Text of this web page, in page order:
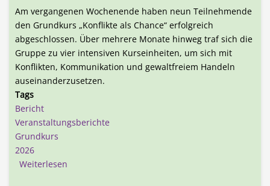
Am vergangenen Wochenende haben neun Teilnehmende
den Grundkurs „Konflikte als Chance“ erfolgreich
abgeschlossen. Über mehrere Monate hinweg traf sich die
Gruppe zu vier intensiven Kurseinheiten, um sich mit
Konflikten, Kommunikation und gewaltfreiem Handeln
auseinanderzusetzen.
Tags
Bericht
Veranstaltungsberichte
Grundkurs
2026
Weiterlesen